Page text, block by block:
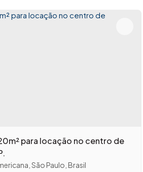
para locação no centro de
São Paulo Brasil